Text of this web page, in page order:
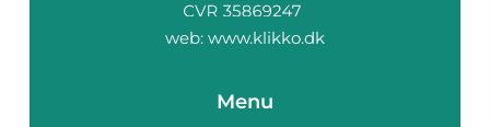
web: www.klikko.dk
Menu